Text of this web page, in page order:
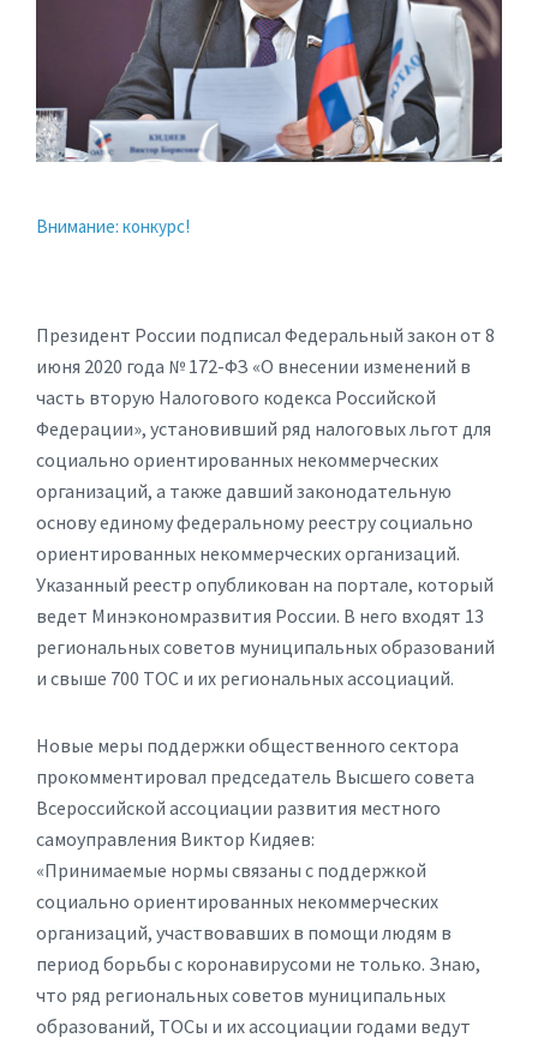
Внимание: конкурс!
Президент России подписал Федеральный закон от 8
июня 2020 года № 172-ФЗ «О внесении изменений в
часть вторую Налогового кодекса Российской
Федерации», установивший ряд налоговых льгот для
социально ориентированных некоммерческих
организаций, а также давший законодательную
основу единому федеральному реестру социально
ориентированных некоммерческих организаций.
Указанный реестр опубликован на портале, который
ведет Минэкономразвития России. В него входят 13
региональных советов муниципальных образований
и свыше 700 ТОС и их региональных ассоциаций.
Новые меры поддержки общественного сектора
прокомментировал председатель Высшего совета
Всероссийской ассоциации развития местного
самоуправления Виктор Кидяев:
«Принимаемые нормы связаны с поддержкой
социально ориентированных некоммерческих
организаций, участвовавших в помощи людям в
период борьбы с коронавирусоми не только. Знаю,
что ряд региональных советов муниципальных
образований, ТОСы и их ассоциации годами ведут